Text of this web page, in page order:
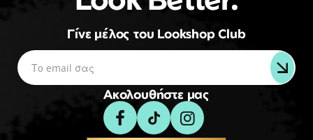
Γίνε μέλος του Lookshop Club
Ακολουθήστε μας